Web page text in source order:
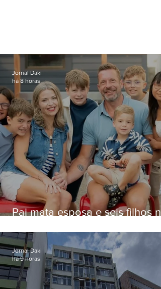
Pai mata esposa e seis filhos
Jornal Daki
há 8 horas
Jornal Daki
há 9 horas